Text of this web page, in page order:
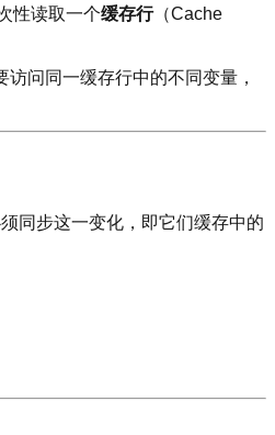
性读取一个缓存行（Cache
问同一缓存行中的不同变量，
同步这一变化，即它们缓存中的